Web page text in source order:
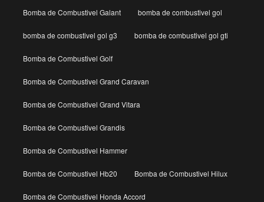
Bomba de Combustivel Galant bomba de combustivel gol
bomba de combustivel gol g3 bomba de combustivel gol gti
Bomba de Combustivel Golf
Bomba de Combustivel Grand Caravan
Bomba de Combustivel Grand Vitara
Bomba de Combustivel Grandis
Bomba de Combustivel Hammer
Bomba de Combustivel Hb20 Bomba de Combustivel Hilux
Bomba de Combustivel Honda Accord